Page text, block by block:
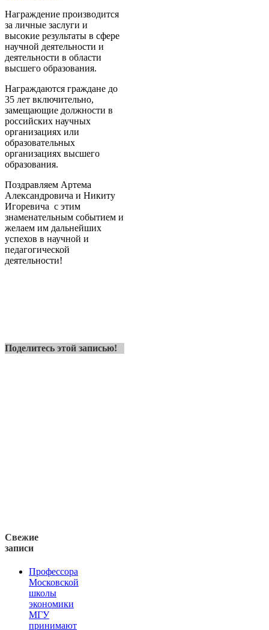
Награждение производится
за личные заслуги и
высокие результаты в сфере
научной деятельности и
деятельности в области
высшего образования.
Награждаются граждане до
35 лет включительно,
замещающие должности в
российских научных
организациях или
образовательных
организациях высшего
образования.
Поздравляем Артема
Александровича и Никиту
Игоревича с этим
знаменательным событием и
желаем им дальнейших
успехов в научной и
педагогической
деятельности!
Поделитесь этой записью!
Свежие
записи
Профессора
Московской
школы
экономики
МГУ
принимают